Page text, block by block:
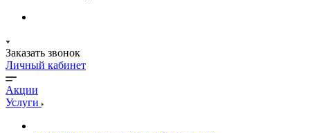
Заказать звонок
Личный кабинет
Акции
Услуги